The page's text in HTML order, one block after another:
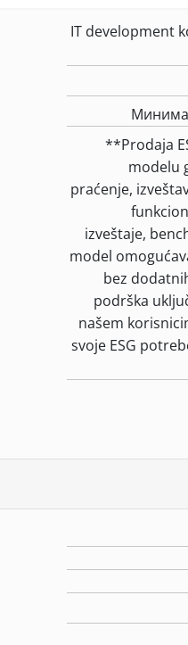
IT development
**Prodaja
modelu
praćenje,
izveštaje,
model
bez
podrška
našem
svoje ESG